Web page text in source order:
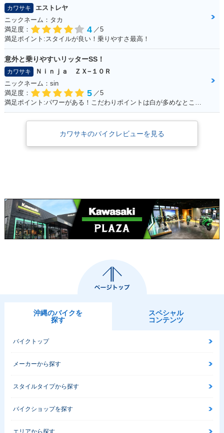
カワサキ
エストレヤ
ニックネーム：タカ
満足度：
4 ／5
満足ポイント:スタイルが良い！乗りやすさ最高！
意外と乗りやすいリッターSS！
カワサキ
Ｎｉｎｊａ ＺＸ−１０Ｒ
ニックネーム：sin
満足度：
5 ／5
カワサキのバイクレビューを見る
沖縄のバイクを
探す
スペシャル
コンテンツ
バイクトップ
メーカーから探す
スタイルタイプから探す
バイクショップを探す
エリアから探す